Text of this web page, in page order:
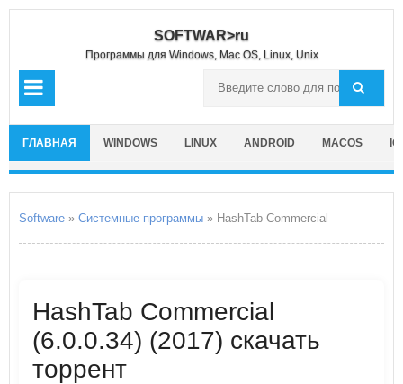
SOFTWAR>ru
Программы для Windows, Mac OS, Linux, Unix
ГЛАВНАЯ WINDOWS LINUX ANDROID MACOS
Software » Системные программы » HashTab Commercial
HashTab Commercial
(6.0.0.34) (2017) скачать
торрент